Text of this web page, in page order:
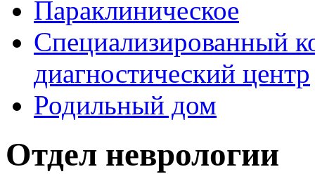
Параклиническое
Специализированный
диагностический центр
Родильный дом
Отдел неврологии